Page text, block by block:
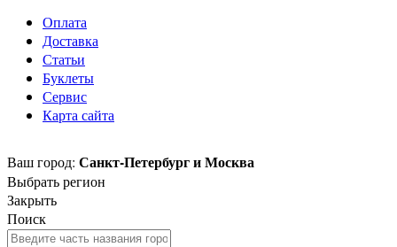
Оплата
Доставка
Статьи
Буклеты
Сервис
Карта сайта
Ваш город: Санкт-Петербург и Москва
Выбрать регион
Закрыть
Поиск